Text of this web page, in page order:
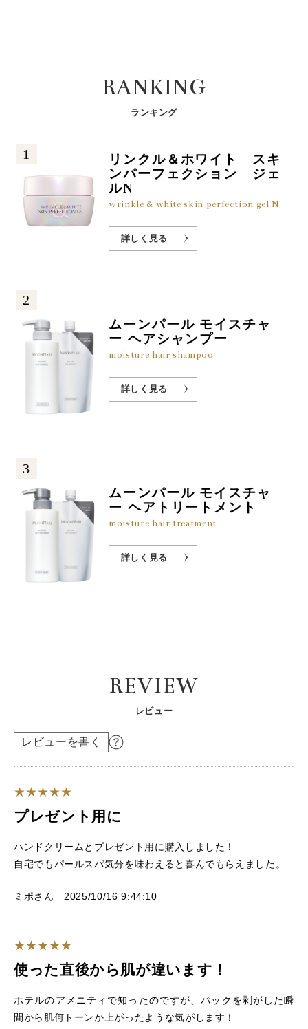
RANKING
ランキング
1
リンクル＆ホワイト スキ
ンパーフェクション ジェ
ルN
wrinkle & white skin perfection gel N
詳しく見る
2
ムーンパール モイスチャ
ー ヘアシャンプー
moisture hair shampoo
詳しく見る
3
ムーンパール モイスチャ
ー ヘアトリートメント
moisture hair treatment
詳しく見る
REVIEW
レビュー
レビューを書く
プレゼント用に
ハンドクリームとプレゼント用に購入しました！
自宅でもパールスパ気分を味わえると喜んでもらえました。
ミポさん 2025/10/16 9:44:10
使った直後から肌が違います！
ホテルのアメニティで知ったのですが、パックを剥がした瞬
間から肌何トーンか上がったような気がします！